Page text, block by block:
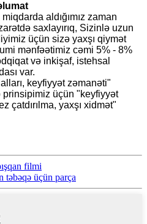
aldığımız zaman
saxlayırıq, Sizinlə uzun
üçün sizə yaxşı qiymət
mənfəətimiz cəmi 5% - 8%
və inkişaf, istehsal
var.
keyfiyyət zəmanəti"
prinsipimiz üçün "keyfiyyət
çatdırılma, yaxşı xidmət"
filmi
təbəqə üçün parça